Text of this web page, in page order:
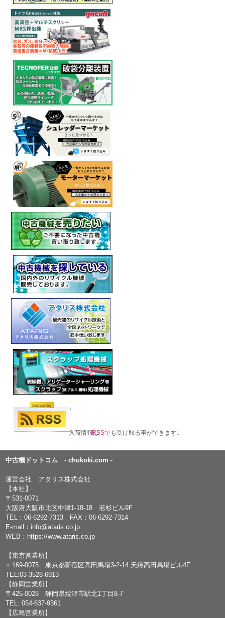
入荷情報はRSSでも受け取る事ができます。
中古機ドットコム - chukoki.com -
運営会社 アタリス株式会社
【本社】
〒531-0071
大阪府大阪市北区中津1-18-18 若杉ビル9F
TEL：06-6292-7313 FAX：06-6292-7314
E-mail： info@ataris.co.jp
WEB： https://www.ataris.co.jp
【東京営業所】
〒169-0075 東京都新宿区高田馬場3-2-14 天翔高田馬場ビル4F
TEL:03-3528-6913
【静岡営業所】
〒425-0028 静岡県焼津市駅北1丁目8-7
TEL: 054-637-9361
【広島営業所】